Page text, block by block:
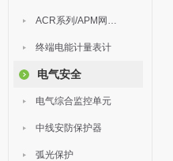
ACR系列/APM网络电力仪表
终端电能计量表计
电气安全
电气综合监控单元
中线安防保护器
弧光保护